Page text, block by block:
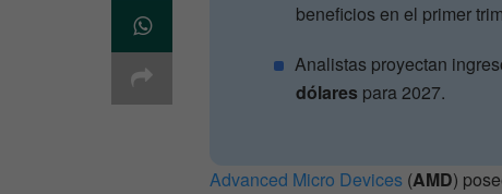
beneficios en el primer
Analistas proyectan
dólares para 2027.
Advanced Micro Devices (AMD)